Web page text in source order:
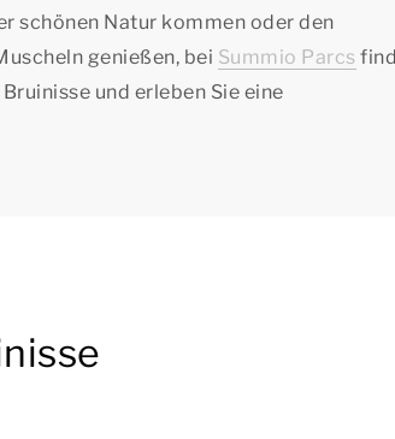
schönen Natur kommen oder den
genießen, bei Summio Parcs
und erleben Sie eine